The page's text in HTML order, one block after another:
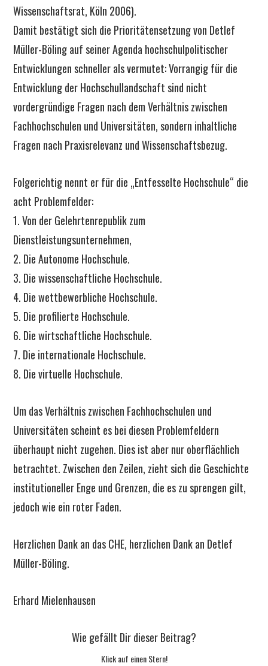
Wissenschaftsrat, Köln 2006).
Damit bestätigt sich die Prioritätensetzung von Detlef
Müller-Böling auf seiner Agenda hochschulpolitischer
Entwicklungen schneller als vermutet: Vorrangig für die
Entwicklung der Hochschullandschaft sind nicht
vordergründige Fragen nach dem Verhältnis zwischen
Fachhochschulen und Universitäten, sondern inhaltliche
Fragen nach Praxisrelevanz und Wissenschaftsbezug.
Folgerichtig nennt er für die „Entfesselte Hochschule“ die
acht Problemfelder:
1. Von der Gelehrtenrepublik zum
Dienstleistungsunternehmen,
2. Die Autonome Hochschule.
3. Die wissenschaftliche Hochschule.
4. Die wettbewerbliche Hochschule.
5. Die profilierte Hochschule.
6. Die wirtschaftliche Hochschule.
7. Die internationale Hochschule.
8. Die virtuelle Hochschule.
Um das Verhältnis zwischen Fachhochschulen und
Universitäten scheint es bei diesen Problemfeldern
überhaupt nicht zugehen. Dies ist aber nur oberflächlich
betrachtet. Zwischen den Zeilen, zieht sich die Geschichte
institutioneller Enge und Grenzen, die es zu sprengen gilt,
jedoch wie ein roter Faden.
Herzlichen Dank an das CHE, herzlichen Dank an Detlef
Müller-Böling.
Erhard Mielenhausen
Wie gefällt Dir dieser Beitrag?
Klick auf einen Stern!